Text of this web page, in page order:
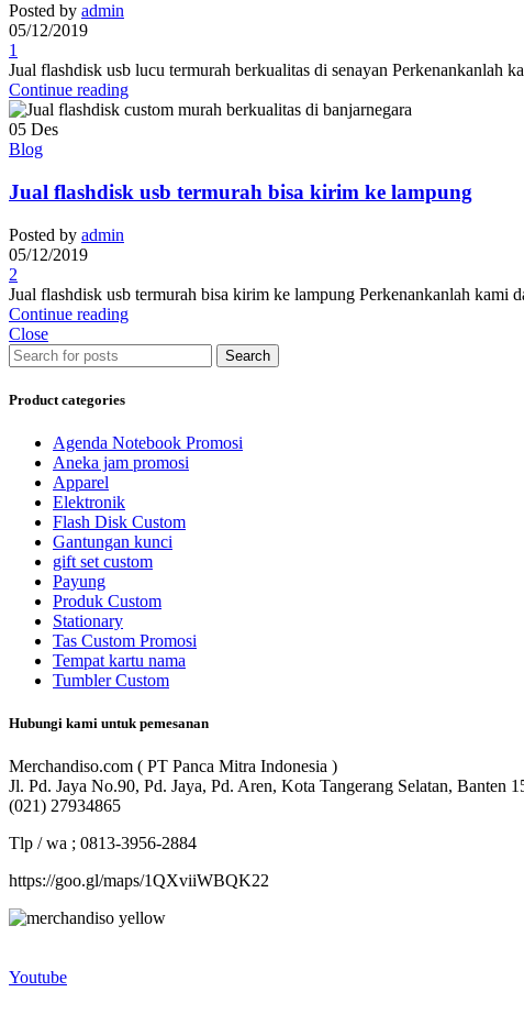
Posted by admin
05/12/2019
1
Jual flashdisk usb lucu termurah berkualitas di senayan Perkenankanlah
Continue reading
05 Des
Blog
Jual flashdisk usb termurah bisa kirim ke lampung
Posted by admin
05/12/2019
2
Jual flashdisk usb termurah bisa kirim ke lampung Perkenankanlah kami
Continue reading
Close
Search
Product categories
Agenda Notebook Promosi
Aneka jam promosi
Apparel
Elektronik
Flash Disk Custom
Gantungan kunci
gift set custom
Payung
Produk Custom
Stationary
Tas Custom Promosi
Tempat kartu nama
Tumbler Custom
Hubungi kami untuk pemesanan
Merchandiso.com ( PT Panca Mitra Indonesia )
Jl. Pd. Jaya No.90, Pd. Jaya, Pd. Aren, Kota Tangerang Selatan, Banten
(021) 27934865
Tlp / wa ; 0813-3956-2884
https://goo.gl/maps/1QXviiWBQK22
Youtube